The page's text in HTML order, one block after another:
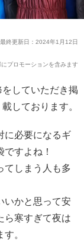
終更新日：2024年1月12日
プロモーションを含みます
をしていただき掲
載しております。
に必要になるギ
すよね！
てしまう人も多
いかと思って安
ら寒すぎて夜は
。